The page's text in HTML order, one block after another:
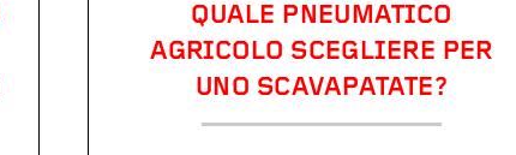
QUALE PNEUMATICO
AGRICOLO SCEGLIERE PER
UNO SCAVAPATATE?